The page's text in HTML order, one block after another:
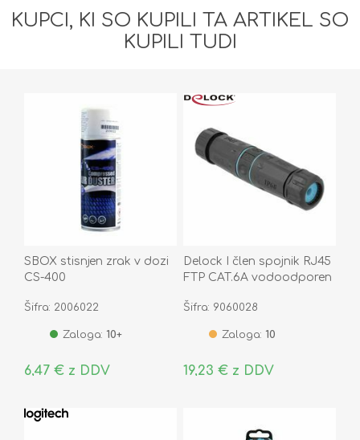
KUPCI, KI SO KUPILI TA ARTIKEL SO
KUPILI TUDI
SBOX stisnjen zrak v dozi
CS-400
Šifra: 2006022
Zaloga: 10+
6,47 € z DDV
Delock I člen spojnik RJ45
FTP CAT.6A vodoodporen
Šifra: 9060028
Zaloga: 10
19,23 € z DDV